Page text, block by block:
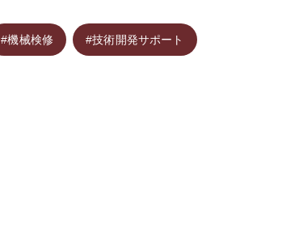
#機械検修 #技術開発サポート